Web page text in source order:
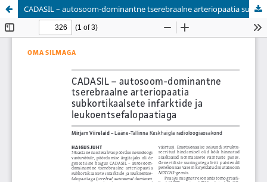
CADASIL – autosoom-dominantne tserebraalne arteriopaatia subkortikaalsete infarktide ja leukoentsefalopaatiaga